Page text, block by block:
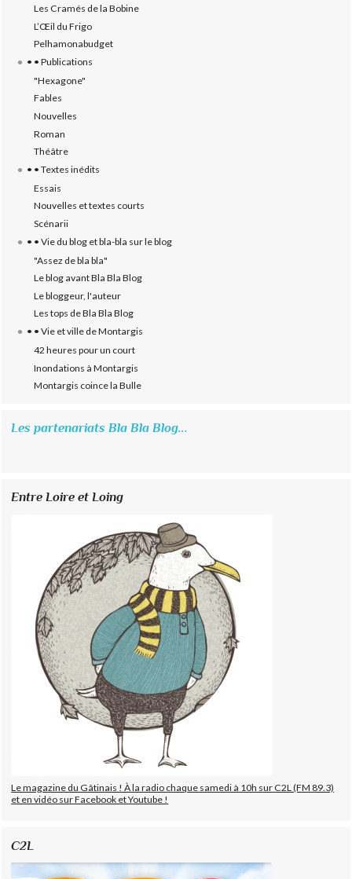
Les Cramés de la Bobine
L’‎Œil du Frigo
Pelhamonabudget
• • Publications
"Hexagone"
Fables
Nouvelles
Roman
Théâtre
• • Textes inédits
Essais
Nouvelles et textes courts
Scénarii
• • Vie du blog et bla-bla sur le blog
"Assez de bla bla"
Le blog avant Bla Bla Blog
Le bloggeur, l'auteur
Les tops de Bla Bla Blog
• • Vie et ville de Montargis
42 heures pour un court
Inondations à Montargis
Montargis coince la Bulle
Les partenariats Bla Bla Blog...
Entre Loire et Loing
Le magazine du Gâtinais ! À la radio chaque samedi à 10h sur C2L (FM 89.3)
et en vidéo sur Facebook et Youtube !
C2L